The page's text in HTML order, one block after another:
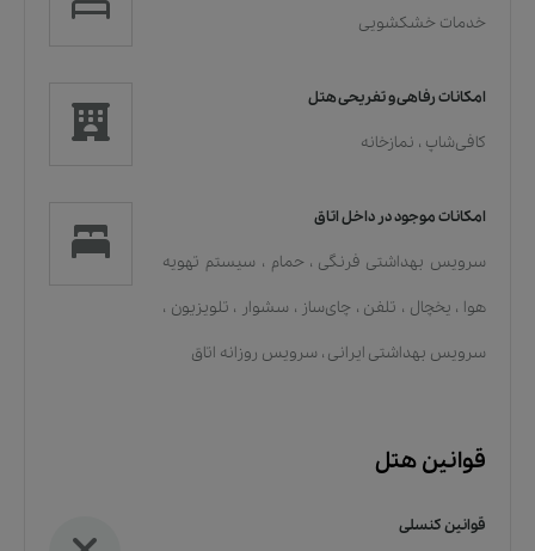
خدمات خشکشویی
امکانات رفاهی و تفریحی هتل
کافی‌شاپ ، نمازخانه
امکانات موجود در داخل اتاق
سرویس بهداشتی فرنگی ، حمام ، سیستم تهویه
هوا ، یخچال ، تلفن ، چای‌ساز ، سشوار ، تلویزیون ،
سرویس بهداشتی ایرانی ، سرویس روزانه اتاق
قوانین هتل
قوانین کنسلی